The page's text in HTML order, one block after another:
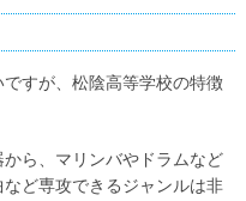
すが、松陰高等学校の特徴
ら、マリンバやドラムなど
ど専攻できるジャンルは非